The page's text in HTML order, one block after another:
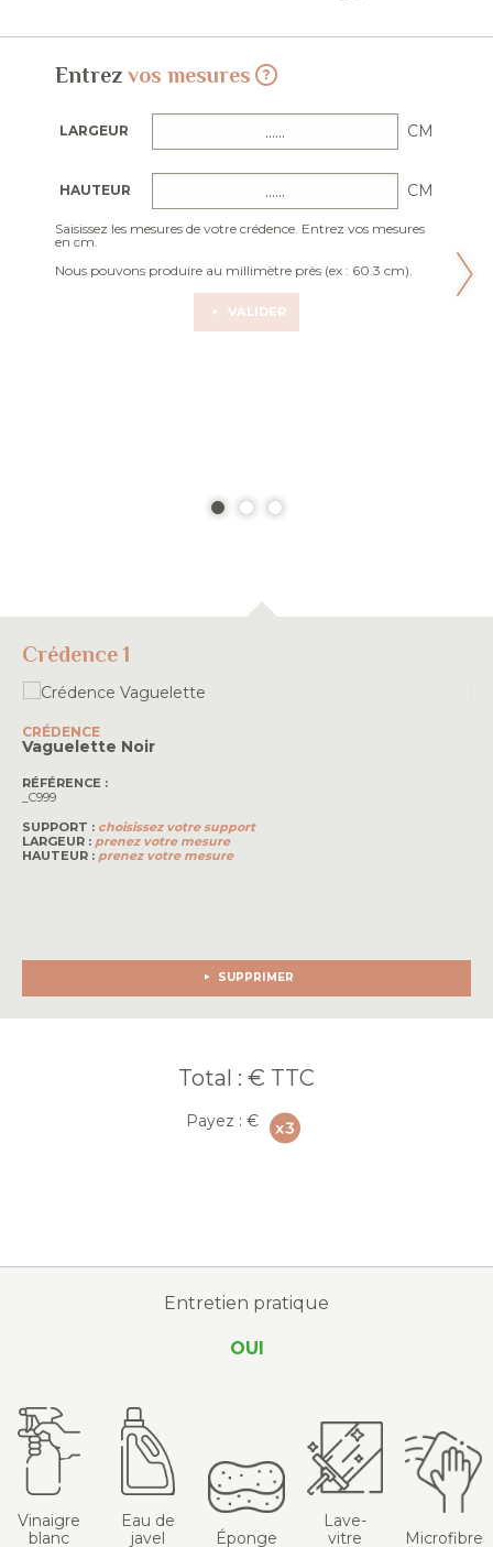
Entrez vos mesures
LARGEUR CM
HAUTEUR CM
Saisissez les mesures de votre crédence. Entrez vos mesures
en cm.
Nous pouvons produire au millimètre près (ex : 60.3 cm).
VALIDER
Crédence 1
CRÉDENCE
Vaguelette Noir
RÉFÉRENCE :
_C999
SUPPORT : choisissez votre support
LARGEUR : prenez votre mesure
HAUTEUR : prenez votre mesure
SUPPRIMER
Total : € TTC
Payez :€
Entretien pratique
OUI
Vinaigre
blanc
Eau de
javel
Éponge
Lave-
vitre
Microfibre